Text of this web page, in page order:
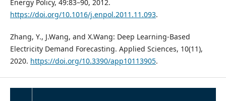
Energy Policy, 49:83–90, 2012.
https://doi.org/10.1016/j.enpol.2011.11.093.
Zhang, Y., J.Wang, and X.Wang: Deep Learning-Based
Electricity Demand Forecasting. Applied Sciences, 10(11),
2020. https://doi.org/10.3390/app10113905.